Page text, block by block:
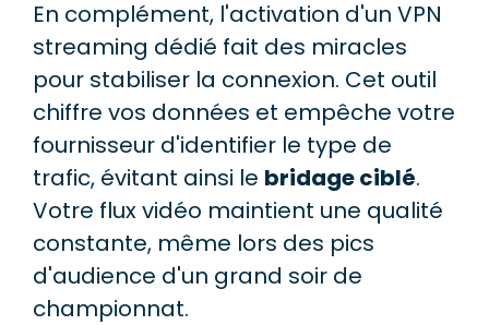
En complément, l'activation d'un VPN
streaming dédié fait des miracles
pour stabiliser la connexion. Cet outil
chiffre vos données et empêche votre
fournisseur d'identifier le type de
trafic, évitant ainsi le bridage ciblé.
Votre flux vidéo maintient une qualité
constante, même lors des pics
d'audience d'un grand soir de
championnat.